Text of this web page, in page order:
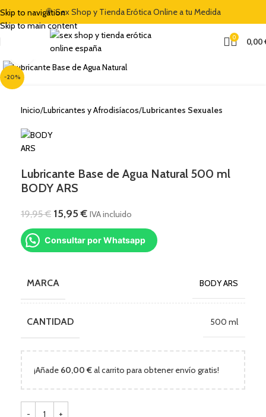
Skip to navigation
Skip to main content
🍭 Sex Shop y Tienda Erótica Online a tu Medida
0 0,00
-20%
Clic para ampliar
Inicio Lubricantes y Afrodisíacos Lubricantes Sexuales
Lubricante Base de Agua Natural 500 ml
BODY ARS
19,95€ 15,95€ IVA incluido
Consultar por Whatsapp
MARCA BODY ARS
CANTIDAD 500 ml
¡Añade 60,00 €al carrito para obtener envío gratis!
DEL 5% CON EL CÓDIGO "DULCES5"🏷️ CUPÓN DE